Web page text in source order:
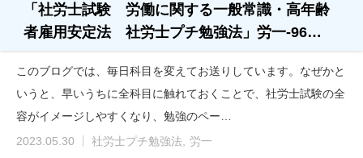
「社労士試験 労働に関する一般常識・高年齢
者雇用安定法 社労士プチ勉強法」労一-96…
このブログでは、毎日科目を変えてお送りしています。なぜかと
いうと、早いうちに全科目に触れておくことで、社労士試験の全
容がイメージしやすくなり、勉強のペー…
2023.05.30
社労士プチ勉強法 労一